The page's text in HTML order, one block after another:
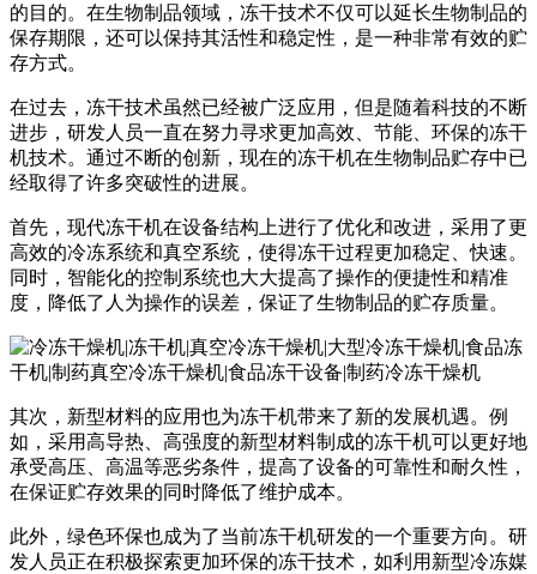
的目的。在生物制品领域，冻干技术不仅可以延长生物制品的
保存期限，还可以保持其活性和稳定性，是一种非常有效的贮
存方式。
在过去，冻干技术虽然已经被广泛应用，但是随着科技的不断
进步，研发人员一直在努力寻求更加高效、节能、环保的冻干
机技术。通过不断的创新，现在的冻干机在生物制品贮存中已
经取得了许多突破性的进展。
首先，现代冻干机在设备结构上进行了优化和改进，采用了更
高效的冷冻系统和真空系统，使得冻干过程更加稳定、快速。
同时，智能化的控制系统也大大提高了操作的便捷性和精准
度，降低了人为操作的误差，保证了生物制品的贮存质量。
其次，新型材料的应用也为冻干机带来了新的发展机遇。例
如，采用高导热、高强度的新型材料制成的冻干机可以更好地
承受高压、高温等恶劣条件，提高了设备的可靠性和耐久性，
在保证贮存效果的同时降低了维护成本。
此外，绿色环保也成为了当前冻干机研发的一个重要方向。研
发人员正在积极探索更加环保的冻干技术，如利用新型冷冻媒